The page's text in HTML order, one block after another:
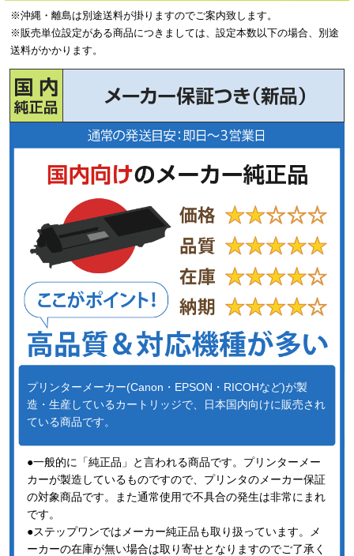
※沖縄・離島は別途送料が掛りますのでご案内致します。
※販売単位設定がある商品につきましては、設定本数以下の場合、別途
送料がかかります。
プリンターメーカー(Canon・EPSON・RICOHなど)が製
造・生産しているカートリッジで、日本国内向けに販売され
ている商品です。
●一般的に「純正品」と言われる商品です。プリンターメー
カーが製造しているものですので、プリンタのメーカー保証
の対象商品です。また通常使用で不具合の発生は非常にまれ
です。
●ステップワンではメーカー純正品も取り扱っています。メ
ーカーの在庫が無い場合は取り寄せとなりますのでご了承く